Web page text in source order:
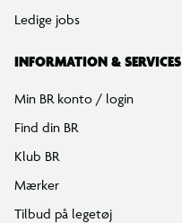
Ledige jobs
INFORMATION & SERVICES
Min BR konto / login
Find din BR
Klub BR
Mærker
Tilbud på legetøj